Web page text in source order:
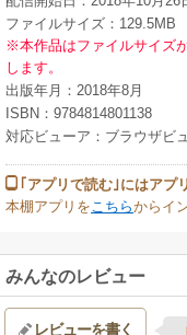
ファイルサイズ：129.5MB
※本作品はファイルサイズ
します。
出版年月：2018年8月
ISBN：9784814801138
対応ビューア：ブラウザビ
｢アプリで読む｣にはアプ
本棚アプリを こちらからイ
みんなのレビュー
レビューを書く